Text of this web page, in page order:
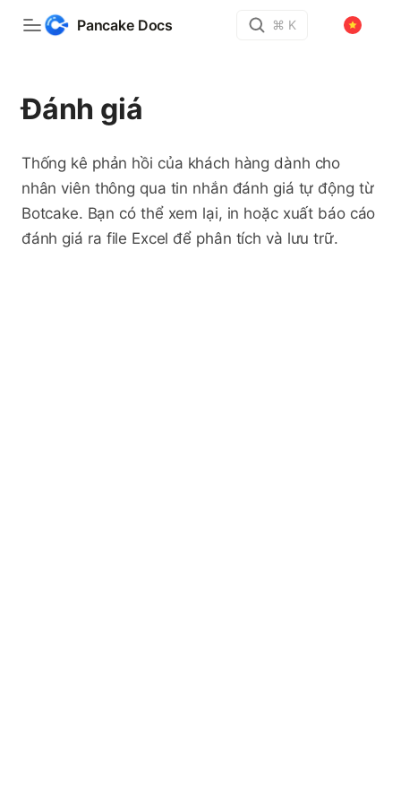
Pancake Docs ⌘ K
Đánh giá
Thống kê phản hồi của khách hàng dành cho
nhân viên thông qua tin nhắn đánh giá tự động từ
Botcake. Bạn có thể xem lại, in hoặc xuất báo cáo
đánh giá ra file Excel để phân tích và lưu trữ.